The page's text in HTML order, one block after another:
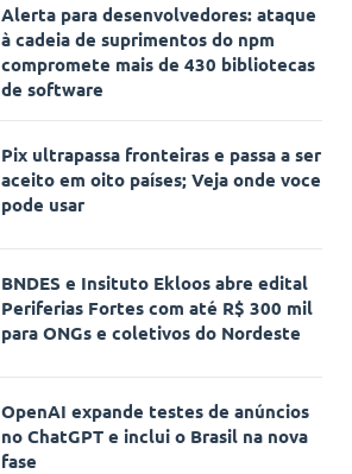
Alerta para desenvolvedores: ataque
à cadeia de suprimentos do npm
compromete mais de 430 bibliotecas
de software
Pix ultrapassa fronteiras e passa a ser
aceito em oito países; Veja onde voce
pode usar
BNDES e Insituto Ekloos abre edital
Periferias Fortes com até R$ 300 mil
para ONGs e coletivos do Nordeste
OpenAI expande testes de anúncios
no ChatGPT e inclui o Brasil na nova
fase